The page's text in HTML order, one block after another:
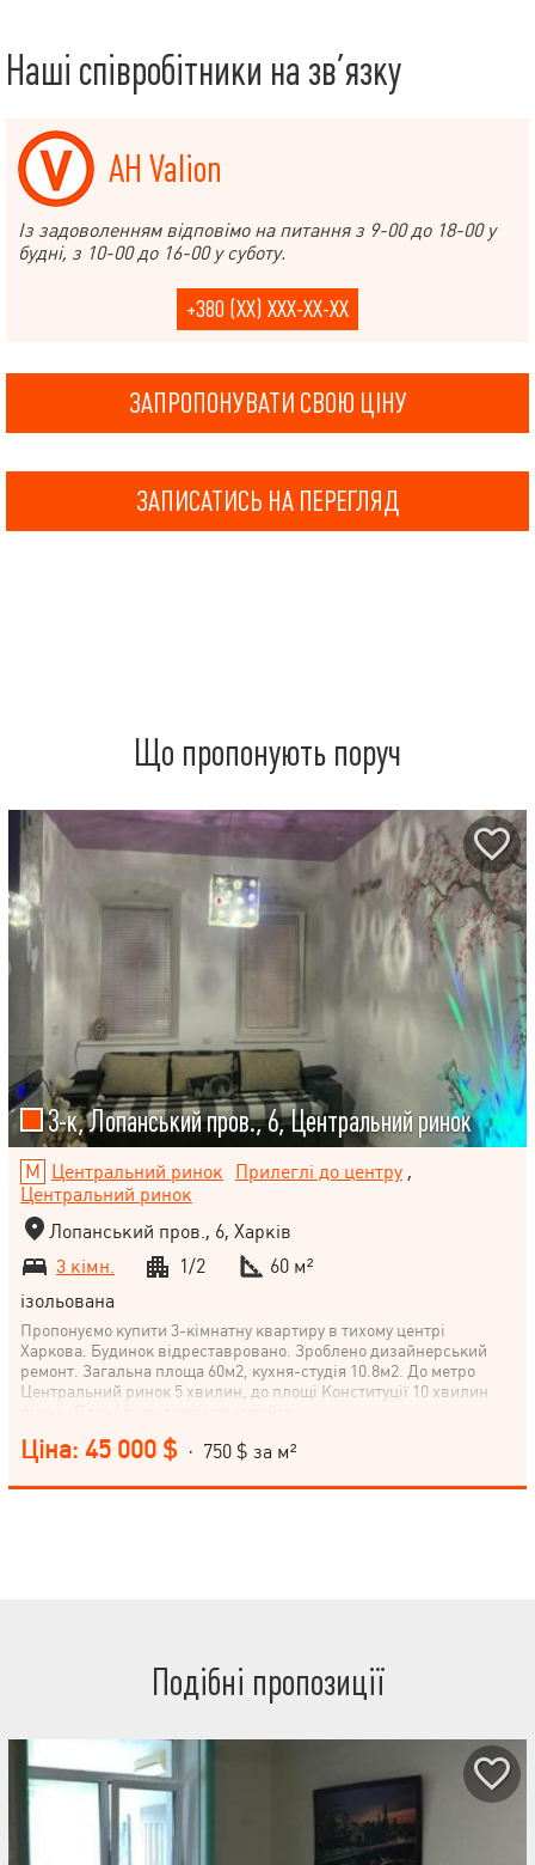
Наші співробітники на зв’язку
АН Valion
Із задоволенням відповімо на питання з 9-00 до 18-00 у
будні, з 10-00 до 16-00 у суботу.
+380 (XX) XXX-XX-XX
ЗАПРОПОНУВАТИ СВОЮ ЦІНУ
ЗАПИСАТИСЬ НА ПЕРЕГЛЯД
Що пропонують поруч
3-к, Лопанський пров., 6, Центральний ринок
Центральний ринок Прилеглі до центру,
Центральний ринок
Лопанський пров., 6, Харків
3 кімн.
1/2
60 м²
ізольована
Пропонуємо купити 3-кімнатну квартиру в тихому центрі
Харкова. Будинок відреставровано. Зроблено дизайнерський
ремонт. Загальна площа 60м2, кухня-студія 10.8м2. До метро
Центральний ринок 5 хвилин, до площі Конституції 10 хвилин
Ціна: 45 000 $ · 750 $ за м²
Подібні пропозиції